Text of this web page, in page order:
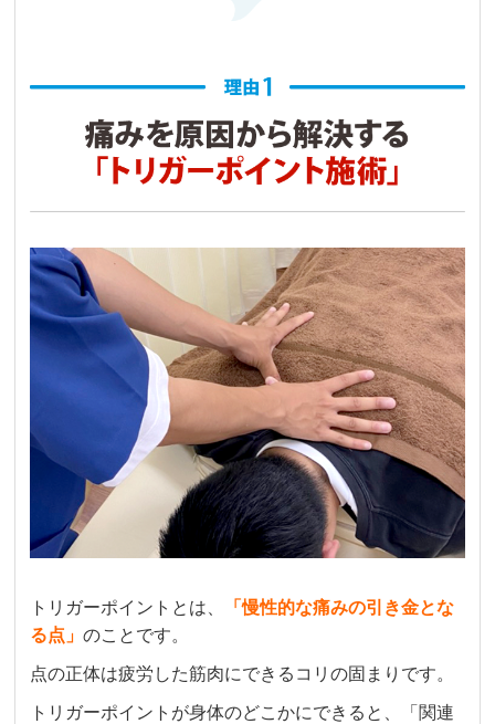
考になれば幸いです。
産後、育児による首から腰にかけて、凝りや痛
みがひどいのと、骨盤の歪みが気になり通い始
めました。
初回の施術体験で丁寧なカウンセリングをして
いただき、毎回その時の体の状況にあわせて施
術をしていただいてます。
院内の雰囲気もよく体育会系な感じで挨拶が飛
び交っており、明るいです。
また、子供を連れて通院した際、子供が泣いて
しまい、スタッフがあやして下さいました。
通い始める前よりも体の状態は少しずつ良くな
っていると実感出来ているものの、まだ痛みが
す。
a t
6 か月前
トリガーポイントとは、 「慢性的な痛みの引き金とな
る点」のことです。
点の正体は疲労した筋肉にできるコリの固まりです。
トリガーポイントが身体のどこかにできると、「関連